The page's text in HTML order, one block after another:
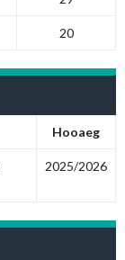
20
Hooaeg
2025/2026